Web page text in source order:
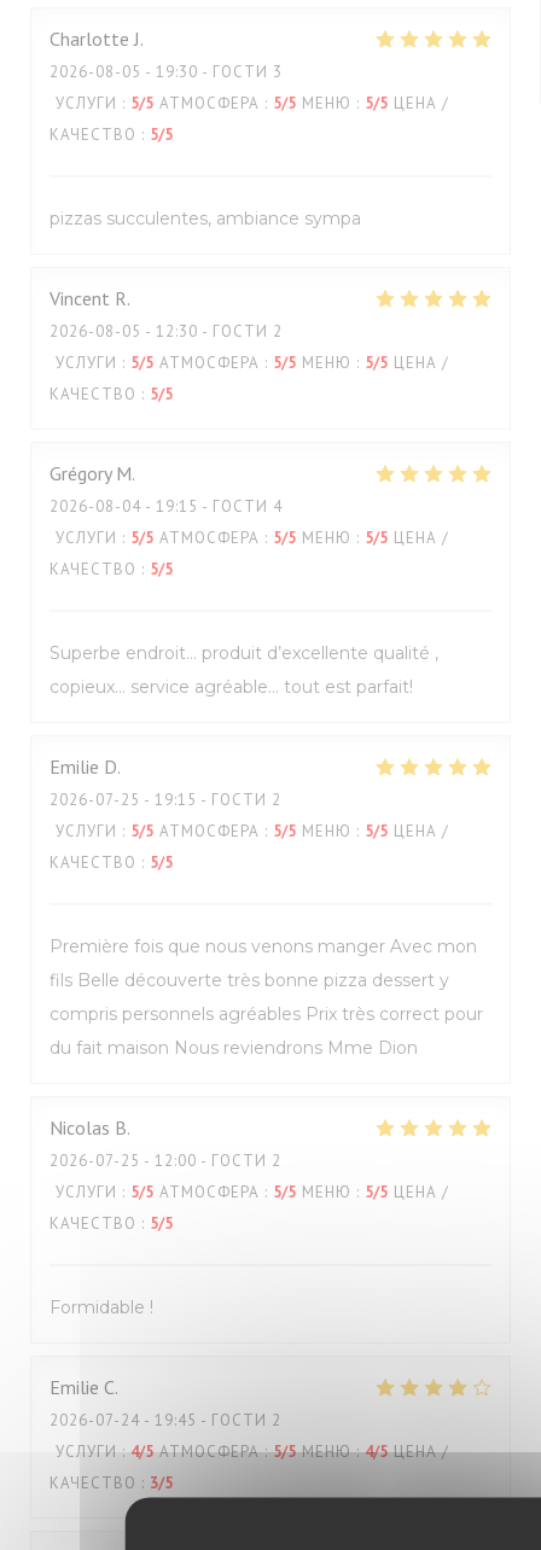
Charlotte J
2026-08-05 - 19:30 - ГОСТИ 3
УСЛУГИ : 5/5 АТМОСФЕРА : 5/5 МЕНЮ : 5/5 ЦЕНА /
КАЧЕСТВО : 5/5
pizzas succulentes, ambiance sympa
Vincent R
2026-08-05 - 12:30 - ГОСТИ 2
УСЛУГИ : 5/5 АТМОСФЕРА : 5/5 МЕНЮ : 5/5 ЦЕНА /
КАЧЕСТВО : 5/5
Grégory M
2026-08-04 - 19:15 - ГОСТИ 4
УСЛУГИ : 5/5 АТМОСФЕРА : 5/5 МЕНЮ : 5/5 ЦЕНА /
КАЧЕСТВО : 5/5
Superbe endroit… produit d’excellente qualité ,
copieux… service agréable… tout est parfait!
Emilie D
2026-07-25 - 19:15 - ГОСТИ 2
УСЛУГИ : 5/5 АТМОСФЕРА : 5/5 МЕНЮ : 5/5 ЦЕНА /
КАЧЕСТВО : 5/5
Première fois que nous venons manger Avec mon
fils Belle découverte très bonne pizza dessert y
compris personnels agréables Prix très correct pour
du fait maison Nous reviendrons Mme Dion
Nicolas B
2026-07-25 - 12:00 - ГОСТИ 2
УСЛУГИ : 5/5 АТМОСФЕРА : 5/5 МЕНЮ : 5/5 ЦЕНА /
КАЧЕСТВО : 5/5
Formidable !
Emilie C
2026-07-24 - 19:45 - ГОСТИ 2
УСЛУГИ : 4/5 АТМОСФЕРА: 5/5 МЕНЮ: 4/5 ЦЕНА /
КАЧЕСТВО : 3/5